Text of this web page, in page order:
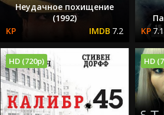
Неудачное похищение
(1992)
7.2
7.1
HD (720p) HD